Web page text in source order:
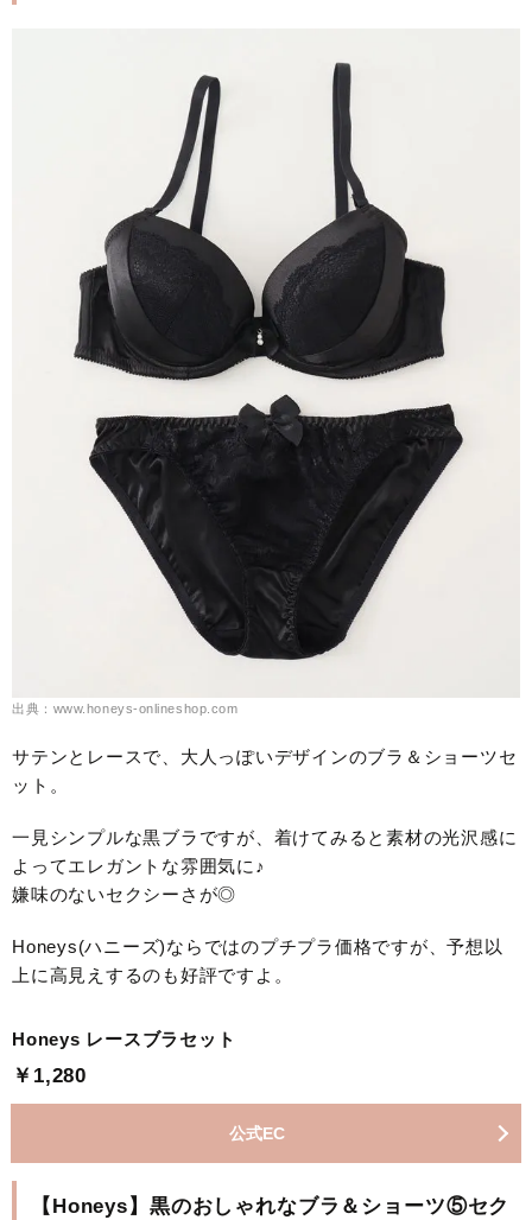
出典：www.honeys-onlineshop.com
サテンとレースで、大人っぽいデザインのブラ＆ショーツセ
ット。
一見シンプルな黒ブラですが、着けてみると素材の光沢感に
よってエレガントな雰囲気に♪
嫌味のないセクシーさが◎
Honeys(ハニーズ)ならではのプチプラ価格ですが、予想以
上に高見えするのも好評ですよ。
Honeys レースブラセット
￥1,280
公式EC
【Honeys】黒のおしゃれなブラ＆ショーツ⑤セク